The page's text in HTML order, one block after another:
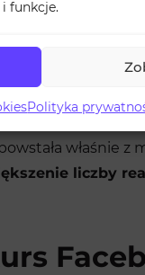
funkcje.
Polityka
zwycięstwo —
tylko
właśnie
liczby